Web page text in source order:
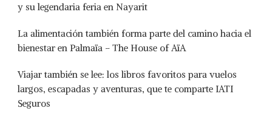
y su legendaria feria en Nayarit
La alimentación también forma parte del camino hacia el
bienestar en Palmaïa – The House of AïA
Viajar también se lee: los libros favoritos para vuelos
largos, escapadas y aventuras, que te comparte IATI
Seguros